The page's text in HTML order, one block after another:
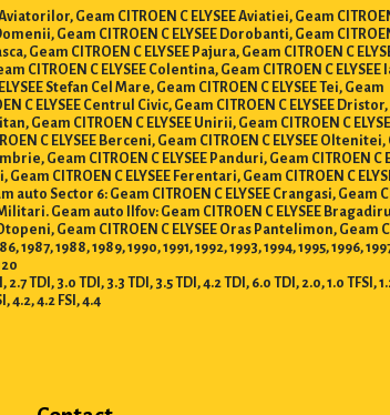
Geam CITROEN C ELYSEE Aviatiei, Geam
Geam CITROEN C ELYSEE Dorobanti, Geam
Geam CITROEN C ELYSEE Pajura, Geam CITROEN C
CITROEN C ELYSEE Colentina, Geam CITROEN C
Stefan Cel Mare, Geam CITROEN C ELYSEE Tei, Geam
C ELYSEE Centrul Civic, Geam CITROEN C ELYSEE
Geam CITROEN C ELYSEE Unirii, Geam CITROEN C
C ELYSEE Berceni, Geam CITROEN C ELYSEE Oltenitei,
Geam CITROEN C ELYSEE Panduri, Geam CITROEN C
CITROEN C ELYSEE Ferentari, Geam CITROEN C
auto Sector 6: Geam CITROEN C ELYSEE Crangasi, Geam
Militari. Geam auto Ilfov: Geam CITROEN C ELYSEE
Geam CITROEN C ELYSEE Oras Pantelimon, Geam
1988, 1989, 1990, 1991, 1992, 1993, 1994, 1995, 1996,
TDI, 3.0 TDI, 3.3 TDI, 3.5 TDI, 4.2 TDI, 6.0 TDI, 2.0, 1.0 TFSI,
4.2, 4.2 FSI, 4.4